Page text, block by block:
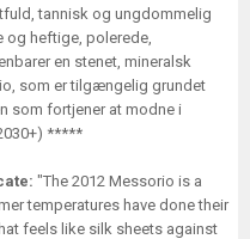
tannisk og ungdommelig
og heftige, polerede,
en stenet, mineralsk
som er tilgængelig grundet
som fortjener at modne i
*****
"The 2012 Messorio is a
temperatures have done their
feels like silk sheets against